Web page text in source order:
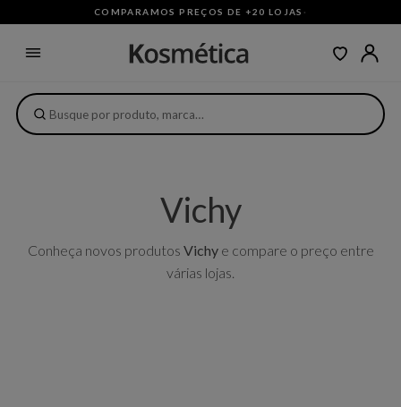
COMPARAMOS PREÇOS DE +20 LOJAS ·
Vichy
Conheça novos produtos Vichye compare o preço entre
várias lojas.